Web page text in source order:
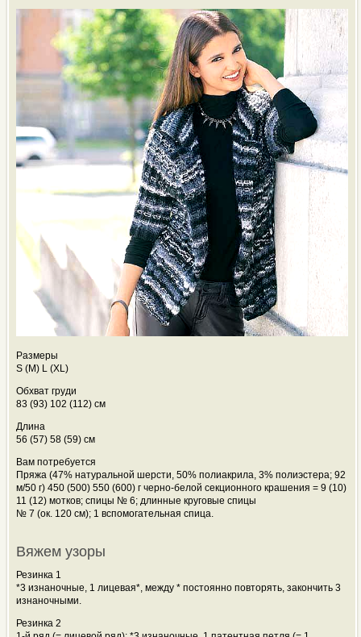
Размеры
S (M) L (XL)
Обхват груди
83 (93) 102 (112) см
Длина
56 (57) 58 (59) см
Вам потребуется
Пряжа (47% натуральной шерсти, 50% полиакрила, 3% полиэстера; 92
м/50 г) 450 (500) 550 (600) г черно-белой секционного крашения = 9 (10)
11 (12) мотков; спицы № 6; длинные круговые спицы
№ 7 (ок. 120 см); 1 вспомогательная спица.
Вяжем узоры
Резинка 1
*3 изнаночные, 1 лицевая*, между * постоянно повторять, закончить 3
изнаночными.
Резинка 2